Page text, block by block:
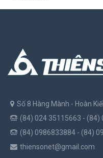
Số 8 Hàng Mành - Hoàn
(84) 024 35115663 - (84)
(84) 0986833884 - (84)
thiensonet@gmail.com